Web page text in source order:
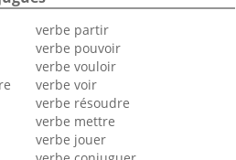
verbe partir
verbe pouvoir
verbe vouloir
verbe voir
verbe résoudre
verbe mettre
verbe jouer